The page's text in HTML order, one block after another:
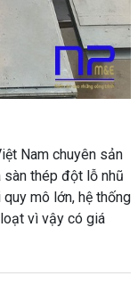
Nam chuyên sản
thép đột lỗ nhũ
mô lớn, hệ thống
vì vậy có giá